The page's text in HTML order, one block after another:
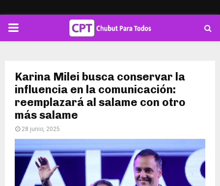
PRIMARY
Karina Milei busca conservar la
influencia en la comunicación:
reemplazará al salame con otro
más salame
28 junio, 2025